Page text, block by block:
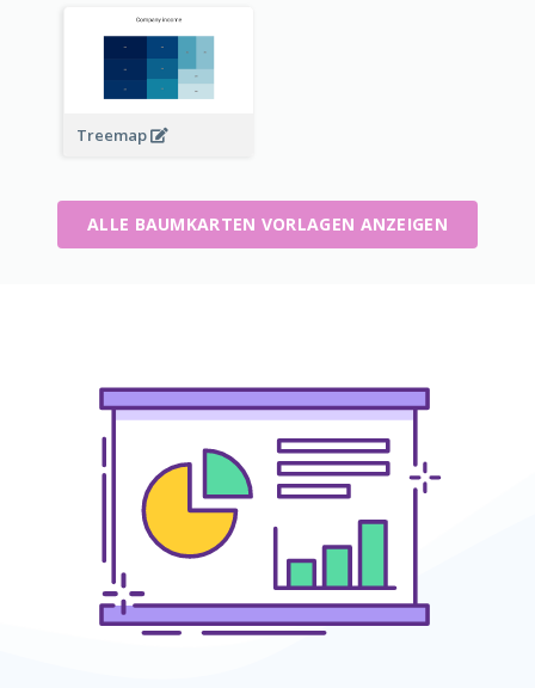
Treemap
ALLE BAUMKARTEN VORLAGEN ANZEIGEN